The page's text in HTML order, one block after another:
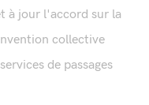
à jour l'accord sur la
collective
de passages